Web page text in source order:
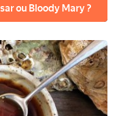
ou Bloody Mary ?